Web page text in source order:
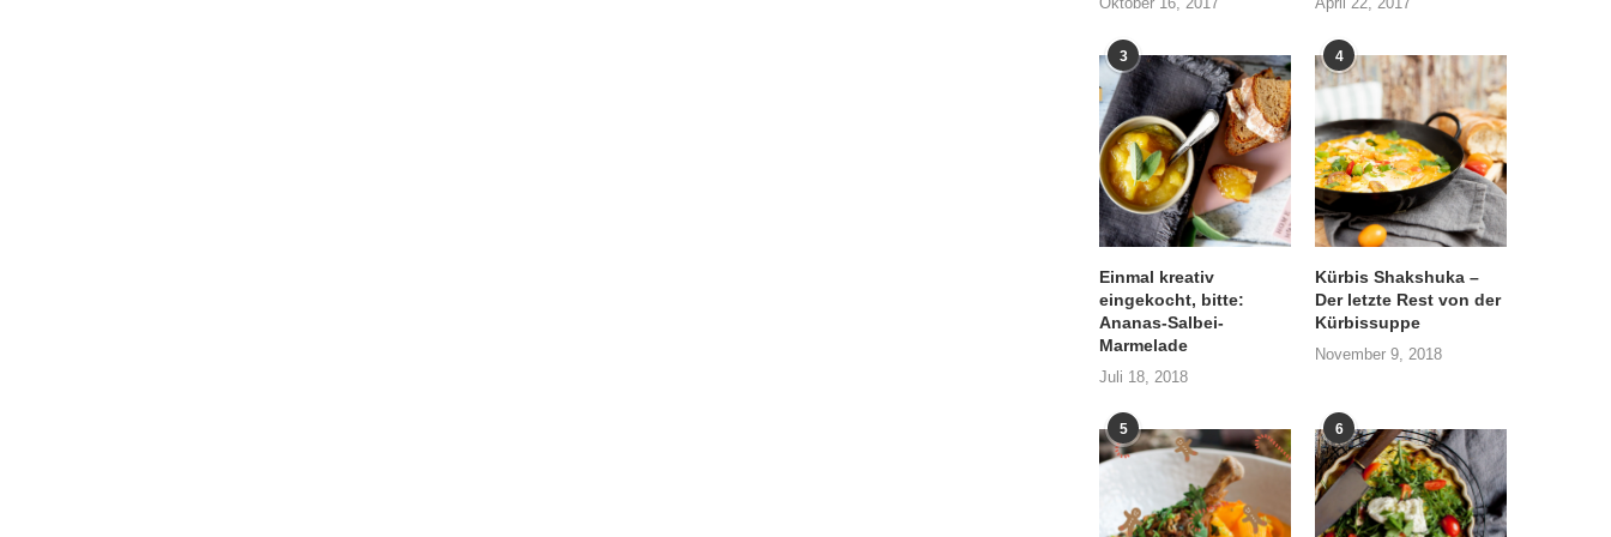
3
Einmal kreativ
eingekocht, bitte:
Ananas-Salbei-
Marmelade
Juli 18, 2018
4
Kürbis Shakshuka –
Der letzte Rest von der
Kürbissuppe
November 9, 2018
5 6